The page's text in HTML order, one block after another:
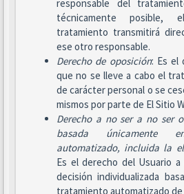
responsable del
técnicamente posible,
tratamiento transmitirá
ese otro responsable.
Derecho de oposición: Es el
que no se lleve a cabo el
de carácter personal o se
mismos por parte de El Sitio
Derecho a no ser a no ser
basada únicamente
automatizado, incluida la
Es el derecho del Usuario
decisión individualizada
tratamiento automatizado